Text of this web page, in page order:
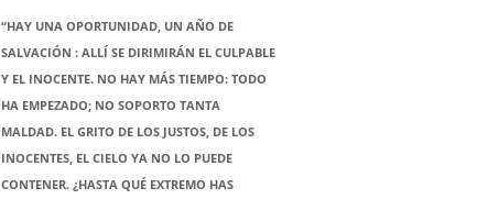
“HAY UNA OPORTUNIDAD, UN AÑO DE
SALVACIÓN : ALLÍ SE DIRIMIRÁN EL CULPABLE
Y EL INOCENTE. NO HAY MÁS TIEMPO: TODO
HA EMPEZADO; NO SOPORTO TANTA
MALDAD. EL GRITO DE LOS JUSTOS, DE LOS
INOCENTES, EL CIELO YA NO LO PUEDE
CONTENER. ¿HASTA QUÉ EXTREMO HAS